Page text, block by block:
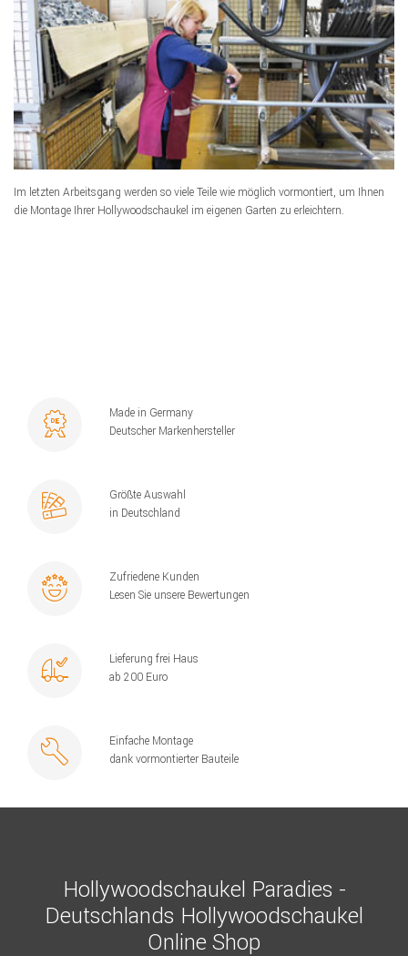
Im letzten Arbeitsgang werden so viele Teile wie möglich vormontiert, um Ihnen
die Montage Ihrer Hollywoodschaukel im eigenen Garten zu erleichtern.
Made in Germany
Deutscher Markenhersteller
Größte Auswahl
in Deutschland
Zufriedene Kunden
Lesen Sie unsere Bewertungen
Lieferung frei Haus
ab 200 Euro
Einfache Montage
dank vormontierter Bauteile
Hollywoodschaukel Paradies -
Deutschlands Hollywoodschaukel
Online Shop